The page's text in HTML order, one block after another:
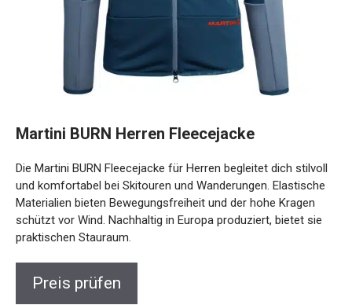
stilvoll und komfortabel bei Skitouren und Wanderungen.
Elastische Materialien bieten Bewegungsfreiheit und der
hohe Kragen schützt vor Wind. Nachhaltig in Europa
produziert, bietet sie praktischen Stauraum.